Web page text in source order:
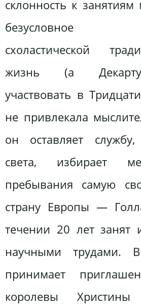
склонность к занятиям
безусловное
схоластической
жизнь (а
участвовать в
не привлекала
он оставляет
света, избирает
пребывания самую
страну Европы —
течении 20 лет занят
научными трудами.
принимает
королевы